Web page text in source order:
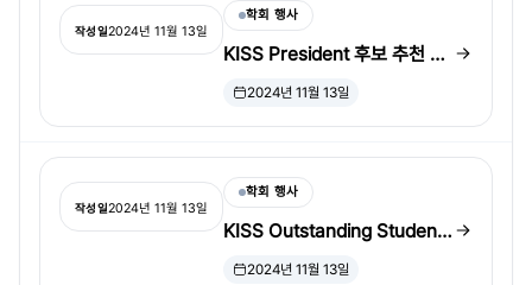
작성일2024년 11월 13일
학회 행사
KISS President 후보 추천 안
내 2024년 11월 13일
작성일2024년 11월 13일
학회 행사
KISS Outstanding Student
Paper Awards Competition
2024년 11월 13일